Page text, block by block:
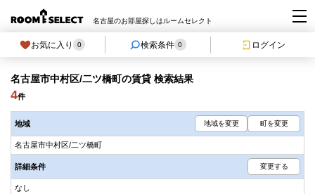
名古屋のお部屋探しはルームセレクト
お気に入り 0 検索条件 0 ログイン
名古屋市中村区/二ツ橋町の賃貸 検索結果
4件
地域 地域を変更 町を変更
名古屋市中村区/二ツ橋町
詳細条件 変更する
なし